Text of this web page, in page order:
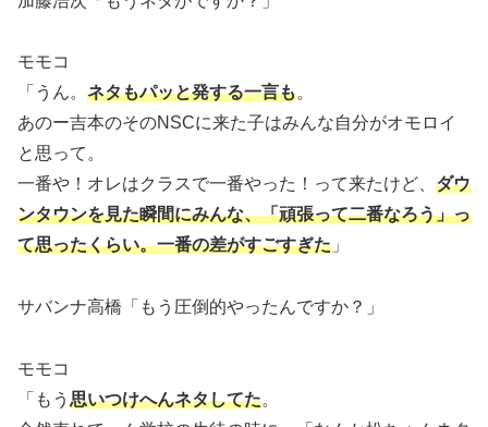
モモコ
「うん。 ネタもパッと発する一言も。
あのー吉本のそのNSCに来た子はみんな自分がオモロイ
と思って。
一番や！オレはクラスで一番やった！って来たけど、 ダウ
ンタウンを見た瞬間にみんな、「頑張って二番なろう」っ
て思ったくらい。一番の差がすごすぎた 」
サバンナ高橋「もう圧倒的やったんですか？」
モモコ
「もう 思いつけへんネタしてた。